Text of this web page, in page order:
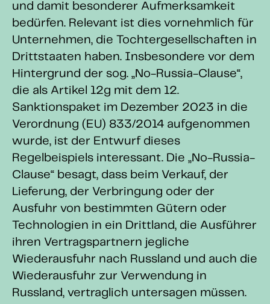
und damit besonderer Aufmerksamkeit
bedürfen. Relevant ist dies vornehmlich für
Unternehmen, die Tochtergesellschaften in
Drittstaaten haben. Insbesondere vor dem
Hintergrund der sog. „No-Russia-Clause“,
die als Artikel 12g mit dem 12.
Sanktionspaket im Dezember 2023 in die
Verordnung (EU) 833/2014 aufgenommen
wurde, ist der Entwurf dieses
Regelbeispiels interessant. Die „No-Russia-
Clause“ besagt, dass beim Verkauf, der
Lieferung, der Verbringung oder der
Ausfuhr von bestimmten Gütern oder
Technologien in ein Drittland, die Ausführer
ihren Vertragspartnern jegliche
Wiederausfuhr nach Russland und auch die
Wiederausfuhr zur Verwendung in
Russland, vertraglich untersagen müssen.